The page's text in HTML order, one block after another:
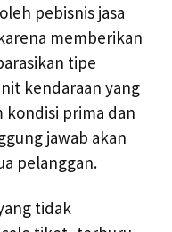
pebisnis jasa
memberikan
tipe
kendaraan yang
kondisi prima dan
jawab akan
pelanggan.
tidak